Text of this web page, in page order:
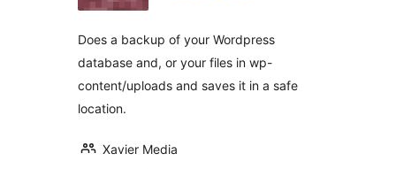
Does a backup of your Wordpress
database and, or your files in wp-
content/uploads and saves it in a safe
location.
Xavier Media